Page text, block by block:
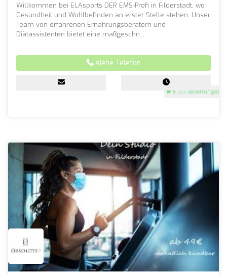
5 (63 Bewertungen)
Willkommen bei ELAsports DER EMS-Profi in Filderstadt, wo
Gesundheit und Wohlbefinden an erster Stelle stehen. Unser
Team von erfahrenen Ernährungsberatern und
Diätassistenten bietet eine maßgeschn...
siehe Telefon